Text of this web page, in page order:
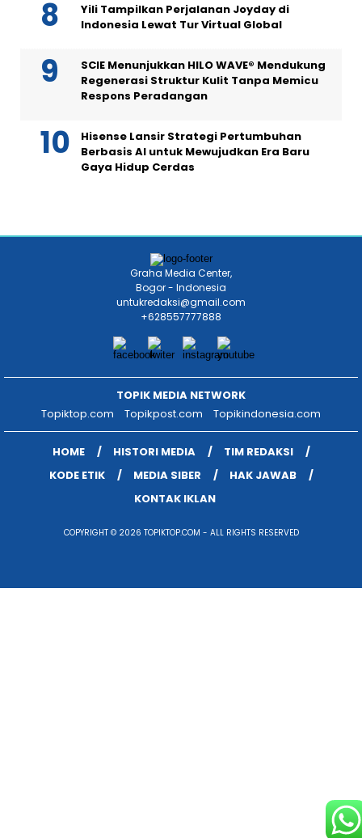
Yili Tampilkan Perjalanan Joyday di
Indonesia Lewat Tur Virtual Global
SCIE Menunjukkan HILO WAVE® Mendukung
Regenerasi Struktur Kulit Tanpa Memicu
Respons Peradangan
Hisense Lansir Strategi Pertumbuhan
Berbasis AI untuk Mewujudkan Era Baru
Gaya Hidup Cerdas
Graha Media Center,
Bogor - Indonesia
untukredaksi@gmail.com
+628557777888
TOPIK MEDIA NETWORK
Topiktop.com
Topikpost.com Topikindonesia.com
HOME HISTORI MEDIA
TIM REDAKSI
KODE ETIK
MEDIA SIBER
HAK JAWAB
KONTAK IKLAN
COPYRIGHT © 2026 TOPIKTOP.COM - ALL RIGHTS RESERVED